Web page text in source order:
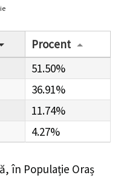
Procent
51.50%
36.91%
11.74%
4.27%
în Populație Oraș